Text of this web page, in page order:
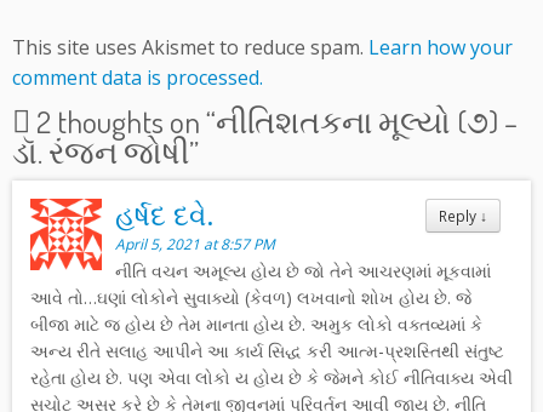
This site uses Akismet to reduce spam. Learn how your
comment data is processed.
2 thoughts on “નીતિશતકના મૂલ્યો (૭) –
ડૉ. રંજન જોષી”
Reply ↓
હર્ષદ દવે.
April 5, 2021 at 8:57 PM
નીતિ વચન અમૂલ્ય હોય છે જો તેને આચરણમાં મૂકવામાં
આવે તો…ઘણાં લોકોને સુવાક્યો (કેવળ) લખવાનો શોખ હોય છે. જે
બીજા માટે જ હોય છે તેમ માનતા હોય છે. અમુક લોકો વક્તવ્યમાં કે
અન્ય રીતે સલાહ આપીને આ કાર્ય સિદ્ધ કરી આત્મ-પ્રશસ્તિથી સંતુષ્ટ
રહેતા હોય છે. પણ એવા લોકો ય હોય છે કે જેમને કોઈ નીતિવાક્ય એવી
સચોટ અસર કરે છે કે તેમના જીવનમાં પરિવર્તન આવી જાય છે. નીતિ